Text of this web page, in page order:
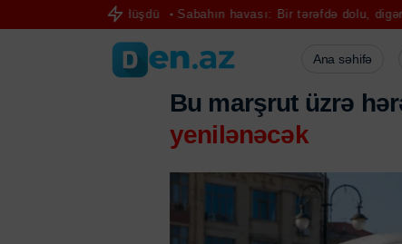
Sabahın havası: Bir tərəfdə dolu, digər tərəfdə
Ana səhifə
Bu marşrut üzrə
yenilənəcək